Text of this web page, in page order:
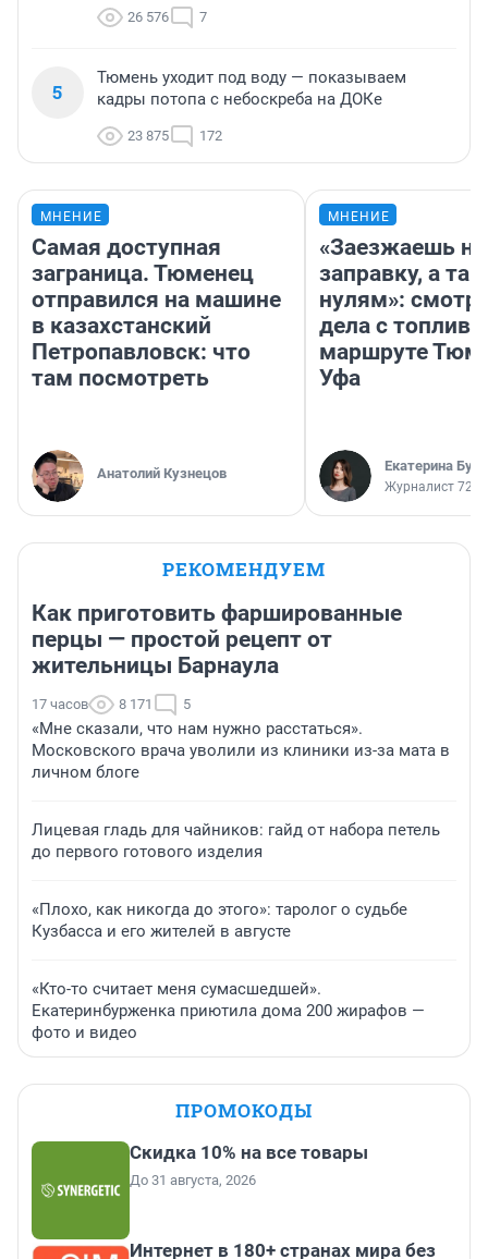
26 576 7
5
Тюмень уходит под воду — показываем
кадры потопа с небоскреба на ДОКе
23 875 172
МНЕНИЕ
Самая доступная
заграница. Тюменец
отправился на машине
в казахстанский
Петропавловск: что
там посмотреть
Анатолий Кузнецов
МНЕНИЕ
«Заезжаешь на
заправку, а
нулям»:
дела с
маршруте
Уфа
Екатерина
Журналист
РЕКОМЕНДУЕМ
Как приготовить фаршированные
перцы — простой рецепт от
жительницы Барнаула
17 часов 8 171 5
«Мне сказали, что нам нужно расстаться».
Московского врача уволили из клиники из-за мата в
личном блоге
Лицевая гладь для чайников: гайд от набора петель
до первого готового изделия
«Плохо, как никогда до этого»: таролог о судьбе
Кузбасса и его жителей в августе
«Кто-то считает меня сумасшедшей».
Екатеринбурженка приютила дома 200 жирафов —
фото и видео
ПРОМОКОДЫ
Скидка 10% на все товары
До 31 августа, 2026
Интернет в 180+ странах мира без